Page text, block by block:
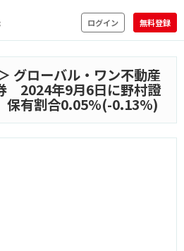
ログイン 無料登録
グローバル・ワン不動産
2024年9月6日に野村證
有割合0.05%(-0.13%)